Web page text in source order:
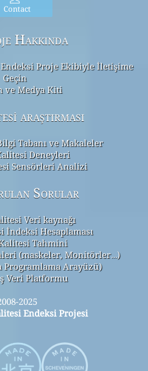
Contact
Hakkında
Proje Ekibiyle İletişime
Geçin
ve Medya Kiti
araştırması
Tabanı ve Makaleler
Deneyleri
Sensörleri Analizi
Sorular
Veri kaynağı
İndeksi Hesaplaması
Tahmini
(maskeler, Monitörler…)
Programlama Arayüzü)
Veri Platformu
2025
Endeksi Projesi